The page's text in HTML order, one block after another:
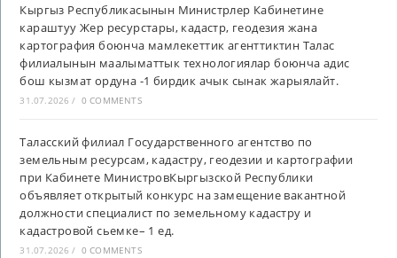
Кыргыз Республикасынын Министрлер Кабинетине
караштуу Жер ресурстары, кадастр, геодезия жана
картография боюнча мамлекеттик агенттиктин Талас
филиалынын маалыматтык технологиялар боюнча адис
бош кызмат ордуна -1 бирдик ачык сынак жарыялайт.
31.07.2026 / 0 COMMENTS
Таласский филиал Государственного агентство по
земельным ресурсам, кадастру, геодезии и картографии
при Кабинете МинистровКыргызской Республики
объявляет открытый конкурс на замещение вакантной
должности специалист по земельному кадастру и
кадастровой сьемке– 1 ед.
31.07.2026 / 0 COMMENTS